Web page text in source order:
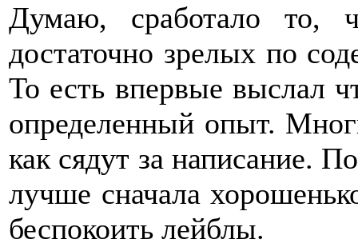
Думаю, сработало то,
достаточно зрелых по
То есть впервые выслал
определенный опыт.
как сядут за написание.
лучше сначала
беспокоить лейблы.